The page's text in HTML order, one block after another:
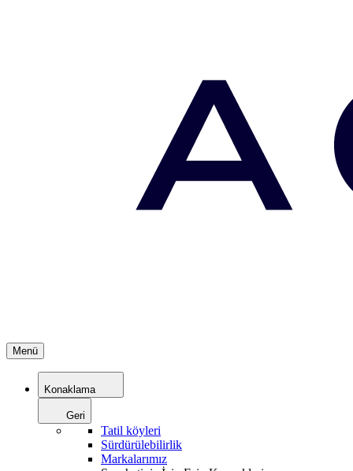
Menü
Konaklama
Geri
Tatil köyleri
Sürdürülebilirlik
Markalarımız